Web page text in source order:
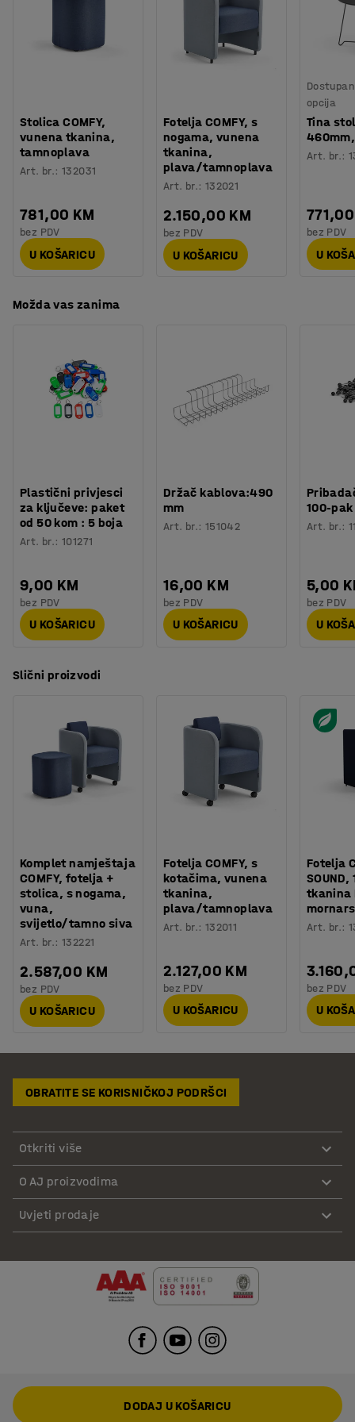
potporu vašim rukama - što je izuzetno važno ako je
koristite dulje vrijeme. Podnožje naslonjača COMFY u
obliku potkove olakšava pristup podu za lako čišćenje.
Fotelja od vune COMFY je testirana u skladu s EN16139.
Fotelja COMFY je presvučena izdržljivom vunenom
tkaninom koja udovoljava Möbelfakta zahtjevima
(švedski sustav referenciranja i označavanja
namještaja).
Potreban broj osoba
Testirano: EN 16139
Stolica COMFY,
vunena tkanina,
tamnoplava
Art. br.:132031
781,00 KM
bez PDV
U KOŠARICU
Fotelja COMFY, s
nogama, vunena
tkanina,
plava/tamnoplava
Art. br.: 132021
2.150,00 KM
bez PDV
U KOŠARICU
opcija
Tina
Art. br.:
bez PDV
U
Možda vas zanima
Plastični privjesci
za ključeve: paket
od 50 kom : 5 boja
Art. br.:101271
9,00 KM
bez PDV
U KOŠARICU
Držač kablova:490
mm
Art. br.: 151042
16,00 KM
bez PDV
U KOŠARICU
100-pak
Art. br.:
5,00
bez PDV
U
Slični proizvodi
Komplet namještaja
COMFY, fotelja +
stolica, s nogama,
vuna,
svijetlo/tamno siva
Art. br.:132221
2.587,00 KM
bez PDV
U KOŠARICU
Fotelja COMFY, s
kotačima, vunena
tkanina,
plava/tamnoplava
Art. br.: 132011
2.127,00 KM
bez PDV
U KOŠARICU
Fotelja
tkanina
Art. br.:
bez PDV
U
OBRATITE SE KORISNIČKOJ PODRŠCI
Otkriti više
O AJ proizvodima
Uvjeti prodaje
DODAJ U KOŠARICU